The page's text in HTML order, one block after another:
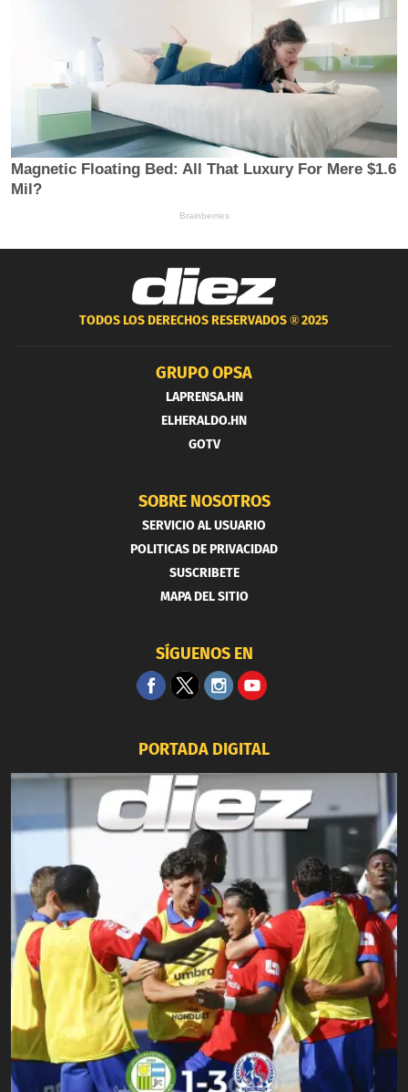
TODOS LOS DERECHOS RESERVADOS ®2025
GRUPO OPSA
LAPRENSA.HN
ELHERALDO.HN
GOTV
SOBRE NOSOTROS
SERVICIO AL USUARIO
POLITICAS DE PRIVACIDAD
SUSCRIBETE
MAPA DEL SITIO
SÍGUENOS EN
PORTADA DIGITAL